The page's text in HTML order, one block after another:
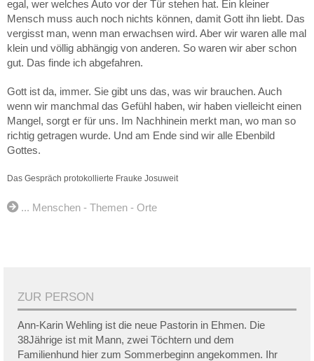
egal, wer welches Auto vor der Tür stehen hat. Ein kleiner
Mensch muss auch noch nichts können, damit Gott ihn liebt. Das
vergisst man, wenn man erwachsen wird. Aber wir waren alle mal
klein und völlig abhängig von anderen. So waren wir aber schon
gut. Das finde ich abgefahren.
Gott ist da, immer. Sie gibt uns das, was wir brauchen. Auch
wenn wir manchmal das Gefühl haben, wir haben vielleicht einen
Mangel, sorgt er für uns. Im Nachhinein merkt man, wo man so
richtig getragen wurde. Und am Ende sind wir alle Ebenbild
Gottes.
Das Gespräch protokollierte Frauke Josuweit
... Menschen - Themen - Orte
ZUR PERSON
Ann-Karin Wehling ist die neue Pastorin in Ehmen. Die
38Jährige ist mit Mann, zwei Töchtern und dem
Familienhund hier zum Sommerbeginn angekommen. Ihr